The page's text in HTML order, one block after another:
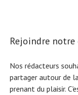
Rejoindre notre
Nos rédacteurs
partager autour de
prenant du plaisir.